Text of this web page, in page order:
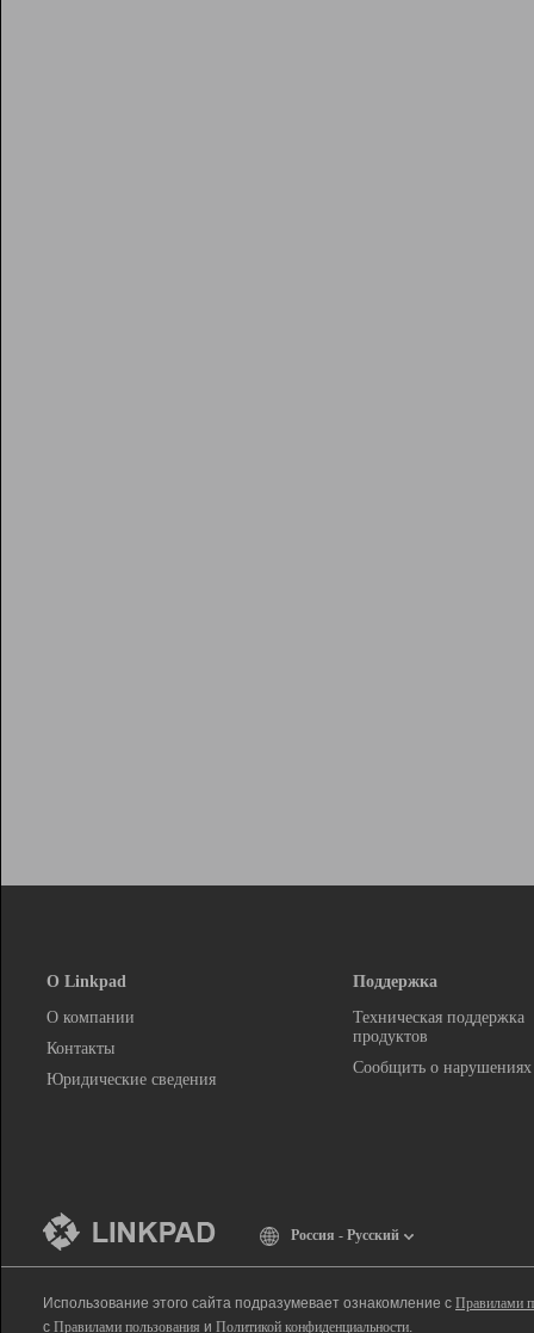
О Linkpad
О компании
Контакты
Юридические сведения
Поддержка
Техническая поддержка
продуктов
Сообщить о нарушениях
Россия - Русский
Использование этого сайта подразумевает ознакомление с Правилами
с Правилами пользования и Политикой конфиденциальности.